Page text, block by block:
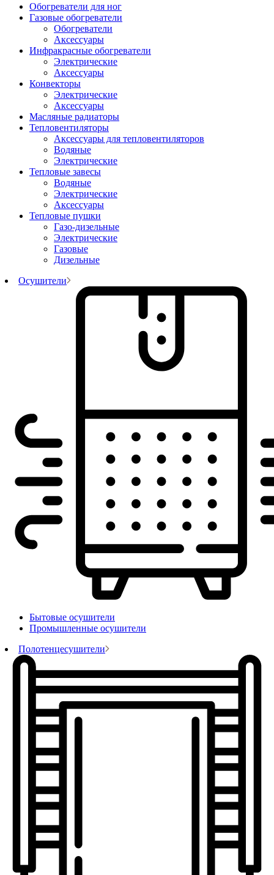
Обогреватели для ног
Газовые обогреватели
Обогреватели
Аксессуары
Инфракрасные обогреватели
Электрические
Аксессуары
Конвекторы
Электрические
Аксессуары
Масляные радиаторы
Тепловентиляторы
Аксессуары для тепловентиляторов
Водяные
Электрические
Тепловые завесы
Водяные
Электрические
Аксессуары
Тепловые пушки
Газо-дизельные
Электрические
Газовые
Дизельные
Осушители
Бытовые осушители
Промышленные осушители
Полотенцесушители